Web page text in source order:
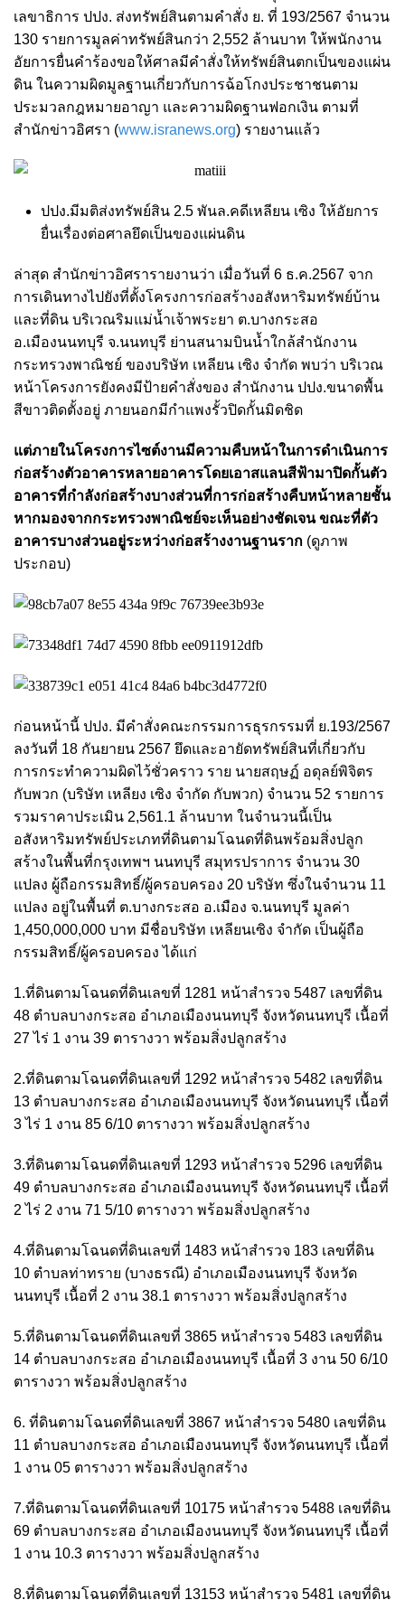
เลขาธิการ ปปง. ส่งทรัพย์สินตามคําสั่ง ย. ที่ 193/2567 จํานวน
130 รายการมูลค่าทรัพย์สินกว่า 2,552 ล้านบาท ให้พนักงาน
อัยการยื่นคําร้องขอให้ศาลมีคําสั่งให้ทรัพย์สินตกเป็นของแผ่น
ดิน ในความผิดมูลฐานเกี่ยวกับการฉ้อโกงประชาชนตาม
ประมวลกฎหมายอาญา และความผิดฐานฟอกเงิน ตามที่
สำนักข่าวอิศรา (www.isranews.org) รายงานแล้ว
ปปง.มีมติส่งทรัพย์สิน 2.5 พันล.คดีเหลียน เซิง ให้อัยการ
ยื่นเรื่องต่อศาลยึดเป็นของแผ่นดิน
ล่าสุด สำนักข่าวอิศรารายงานว่า เมื่อวันที่ 6 ธ.ค.2567 จาก
การเดินทางไปยังที่ตั้งโครงการก่อสร้างอสังหาริมทรัพย์บ้าน
และที่ดิน บริเวณริมแม่น้ำเจ้าพระยา ต.บางกระสอ
อ.เมืองนนทบุรี จ.นนทบุรี ย่านสนามบินน้ำใกล้สำนักงาน
กระทรวงพาณิชย์ ของบริษัท เหลียน เซิง จำกัด พบว่า บริเวณ
หน้าโครงการยังคงมีป้ายคำสั่งของ สำนักงาน ปปง.ขนาดพื้น
สีขาวติดตั้งอยู่ ภายนอกมีกำแพงรั้วปิดกั้นมิดชิด
แต่ภายในโครงการไซต์งานมีความคืบหน้าในการดำเนินการ
ก่อสร้างตัวอาคารหลายอาคารโดยเอาสแลนสีฟ้ามาปิดกั้นตัว
อาคารที่กำลังก่อสร้างบางส่วนที่การก่อสร้างคืบหน้าหลายชั้น
หากมองจากกระทรวงพาณิชย์จะเห็นอย่างชัดเจน ขณะที่ตัว
อาคารบางส่วนอยู่ระหว่างก่อสร้างงานฐานราก (ดูภาพ
ประกอบ)
ก่อนหน้านี้ ปปง. มีคำสั่งคณะกรรมการธุรกรรมที่ ย.193/2567
ลงวันที่ 18 กันยายน 2567 ยึดและอายัดทรัพย์สินที่เกี่ยวกับ
การกระทำความผิดไว้ชั่วคราว ราย นายสฤษฏ์ อดุลย์พิจิตร
กับพวก (บริษัท เหลียง เซิง จำกัด กับพวก) จำนวน 52 รายการ
รวมราคาประเมิน 2,561.1 ล้านบาท ในจำนวนนี้เป็น
อสังหาริมทรัพย์ประเภทที่ดินตามโฉนดที่ดินพร้อมสิ่งปลูก
สร้างในพื้นที่กรุงเทพฯ นนทบุรี สมุทรปราการ จำนวน 30
แปลง ผู้ถือกรรมสิทธิ์/ผู้ครอบครอง 20 บริษัท ซึ่งในจำนวน 11
แปลง อยู่ในพื้นที่ ต.บางกระสอ อ.เมือง จ.นนทบุรี มูลค่า
1,450,000,000 บาท มีชื่อบริษัท เหลียนเซิง จำกัด เป็นผู้ถือ
กรรมสิทธิ์/ผู้ครอบครอง ได้แก่
1.ที่ดินตามโฉนดที่ดินเลขที่ 1281 หน้าสำรวจ 5487 เลขที่ดิน
48 ตำบลบางกระสอ อำเภอเมืองนนทบุรี จังหวัดนนทบุรี เนื้อที่
27 ไร่ 1 งาน 39 ตารางวา พร้อมสิ่งปลูกสร้าง
2.ที่ดินตามโฉนดที่ดินเลขที่ 1292 หน้าสำรวจ 5482 เลขที่ดิน
13 ตำบลบางกระสอ อำเภอเมืองนนทบุรี จังหวัดนนทบุรี เนื้อที่
3 ไร่ 1 งาน 85 6/10 ตารางวา พร้อมสิ่งปลูกสร้าง
3.ที่ดินตามโฉนดที่ดินเลขที่ 1293 หน้าสำรวจ 5296 เลขที่ดิน
49 ตำบลบางกระสอ อำเภอเมืองนนทบุรี จังหวัดนนทบุรี เนื้อที่
2 ไร่ 2 งาน 71 5/10 ตารางวา พร้อมสิ่งปลูกสร้าง
4.ที่ดินตามโฉนดที่ดินเลขที่ 1483 หน้าสำรวจ 183 เลขที่ดิน
10 ตำบลท่าทราย (บางธรณี) อำเภอเมืองนนทบุรี จังหวัด
นนทบุรี เนื้อที่ 2 งาน 38.1 ตารางวา พร้อมสิ่งปลูกสร้าง
5.ที่ดินตามโฉนดที่ดินเลขที่ 3865 หน้าสำรวจ 5483 เลขที่ดิน
14 ตำบลบางกระสอ อำเภอเมืองนนทบุรี เนื้อที่ 3 งาน 50 6/10
ตารางวา พร้อมสิ่งปลูกสร้าง
6. ที่ดินตามโฉนดที่ดินเลขที่ 3867 หน้าสำรวจ 5480 เลขที่ดิน
11 ตำบลบางกระสอ อำเภอเมืองนนทบุรี จังหวัดนนทบุรี เนื้อที่
1 งาน 05 ตารางวา พร้อมสิ่งปลูกสร้าง
7.ที่ดินตามโฉนดที่ดินเลขที่ 10175 หน้าสํารวจ 5488 เลขที่ดิน
69 ตำบลบางกระสอ อำเภอเมืองนนทบุรี จังหวัดนนทบุรี เนื้อที่
1 งาน 10.3 ตารางวา พร้อมสิ่งปลูกสร้าง
8.ที่ดินตามโฉนดที่ดินเลขที่ 13153 หน้าสำรวจ 5481 เลขที่ดิน